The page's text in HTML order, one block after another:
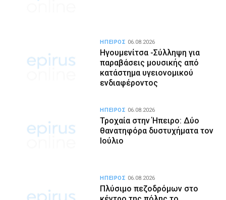
Ηγουμενίτσα -Σύλληψη για
παραβάσεις μουσικής από
κατάστημα υγειονομικού
ενδιαφέροντος
ΗΠΕΙΡΟΣ 06.08.2026
Τροχαία στην Ήπειρο: Δύο
θανατηφόρα δυστυχήματα τον
Ιούλιο
ΗΠΕΙΡΟΣ 06.08.2026
Πλύσιμο πεζοδρόμων στο
ΗΠΕΙΡΟΣ 06.08.2026